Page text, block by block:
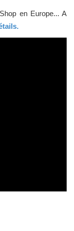
en Europe... A